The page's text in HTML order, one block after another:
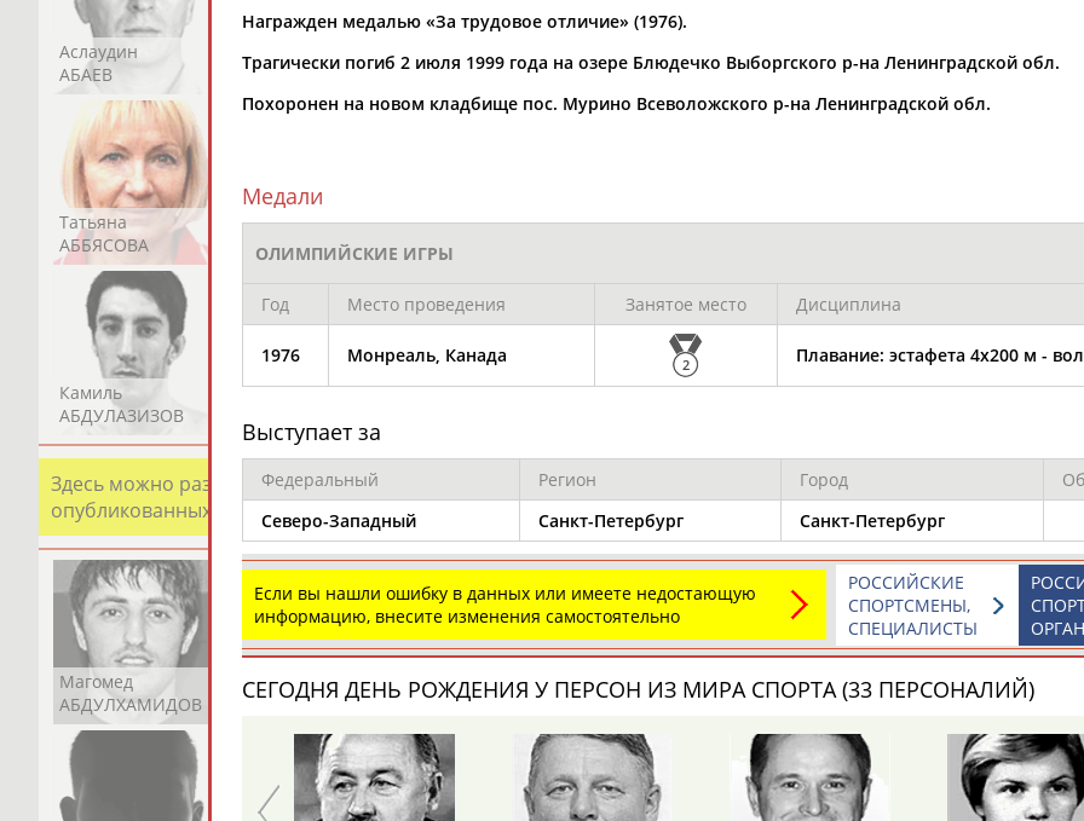
Аслаудин
АБАЕВ
АБАИМОВА
АБАКУМОВА
АБАЛАКИНА
Дмитрий
АБАРЕНОВ
АБАСОВА
Татьяна
АББЯСОВА
Акжана
АБДИКАРИМОВА
Артур
АБДРАХМАНОВ
Каримжан
Аделя
Андрей
Камиль
АБДУЛАЗИЗОВ
Загалав
Камалудин
Абдула
Магомед
Назир
Здесь можно разместить информацию о хорошо известном спортсмене, тренере, специалисте или
опубликованных записях. Страна должна знать своих героев! Герои спорта - это одни из главных патриотов
Магомед
АБДУЛХАМИДОВ
Шамиль
АБДУРАХМАНОВ
Адлан
АБДУРАШИДОВ
Рустам
АБДУРАШИДОВ
Магомед
АБДУСАЛАМОВ
Нурлан
АБДЫКАЛЫКОВ
Награжден медалью «За трудовое отличие» (1976).
Трагически погиб 2 июля 1999 года на озере Блюдечко Выборгского р-на Ленинградской обл.
Похоронен на новом кладбище пос. Мурино Всеволожского р-на Ленинградской обл.
Медали
ОЛИМПИЙСКИЕ ИГРЫ
Год Место проведения Занятое место Дисциплина
1976 Монреаль, Канада 2 Плавание: эстафета 4х200 м -
Выступает за
Федеральный Регион Город
Северо-Западный
Санкт-Петербург Санкт-Петербург
Если вы нашли ошибку в данных или имеете недостающую
информацию, внесите изменения самостоятельно
РОССИЙСКИЕ
СПОРТСМЕНЫ,
СПЕЦИАЛИСТЫ
СЕГОДНЯ ДЕНЬ РОЖДЕНИЯ У ПЕРСОН ИЗ МИРА СПОРТА (33 ПЕРСОНАЛИЙ)